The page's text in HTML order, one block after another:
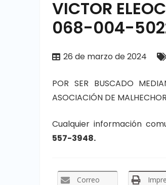
VICTOR
068-004-
26 de marzo de 2024
POR SER BUSCADO
ASOCIACIÓN DE
Cualquier información
557-3948.
Correo